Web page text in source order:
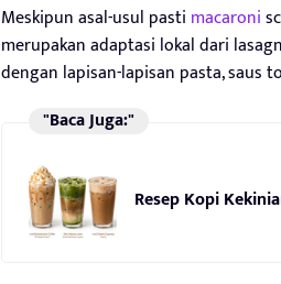
Meskipun asal-usul pasti macaroni
merupakan adaptasi lokal dari
dengan lapisan-lapisan pasta, saus
"Baca Juga:"
Resep Kopi